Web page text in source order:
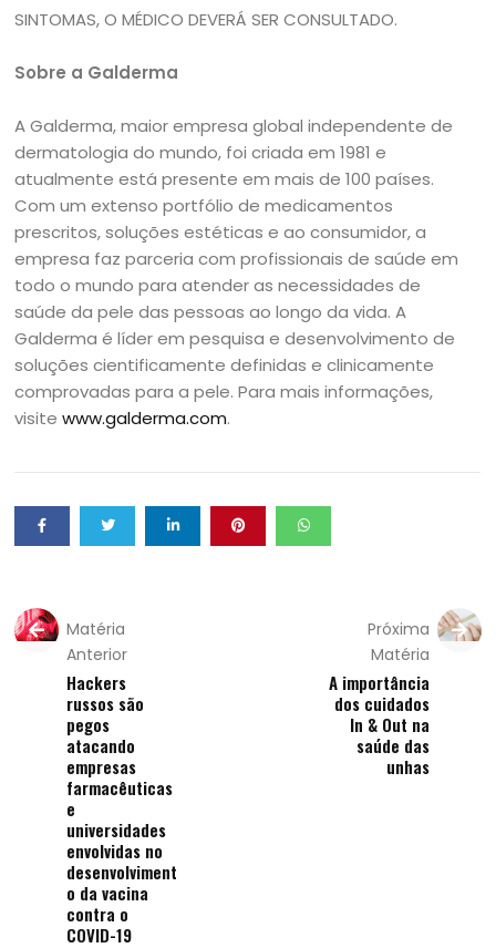
SINTOMAS, O MÉDICO DEVERÁ SER CONSULTADO.
Sobre a Galderma
A Galderma, maior empresa global independente de
dermatologia do mundo, foi criada em 1981 e
atualmente está presente em mais de 100 países.
Com um extenso portfólio de medicamentos
prescritos, soluções estéticas e ao consumidor, a
empresa faz parceria com profissionais de saúde em
todo o mundo para atender as necessidades de
saúde da pele das pessoas ao longo da vida. A
Galderma é líder em pesquisa e desenvolvimento de
soluções cientificamente definidas e clinicamente
comprovadas para a pele. Para mais informações,
visitewww.galderma.com.
Matéria
Anterior
Hackers
russos são
pegos
atacando
empresas
farmacêuticas
e
universidades
envolvidas no
desenvolviment
o da vacina
contra o
COVID-19
Próxima
Matéria
A importância
dos cuidados
In & Out na
saúde das
unhas